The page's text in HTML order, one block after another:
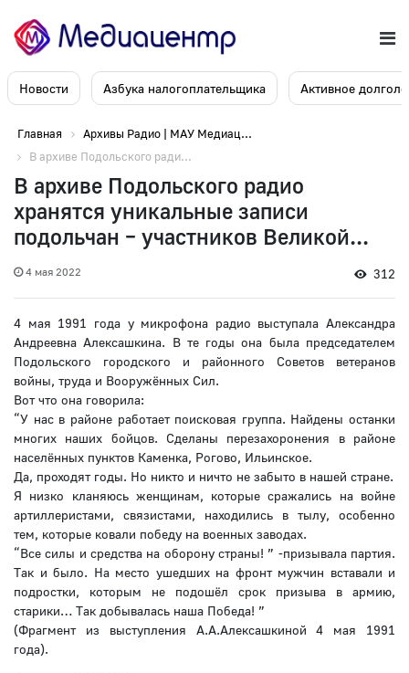
Новости Азбука налогоплательщика Активное
Главная
Архивы Радио | МАУ Медиац...
В архиве Подольского ради...
В архиве Подольского радио
хранятся уникальные записи
подольчан – участников Великой...
4 мая 2022 312
4 мая 1991 года у микрофона радио выступала Александра
Андреевна Алексашкина. В те годы она была председателем
Подольского городского и районного Советов ветеранов
войны, труда и Вооружённых Сил.
Вот что она говорила:
“У нас в районе работает поисковая группа. Найдены останки
многих наших бойцов. Сделаны перезахоронения в районе
населённых пунктов Каменка, Рогово, Ильинское.
Да, проходят годы. Но никто и ничто не забыто в нашей стране.
Я низко кланяюсь женщинам, которые сражались на войне
артиллеристами, связистами, находились в тылу, особенно
тем, которые ковали победу на военных заводах.
“Все силы и средства на оборону страны! ” -призывала партия.
Так и было. На место ушедших на фронт мужчин вставали и
подростки, которым не подошёл срок призыва в армию,
старики… Так добывалась наша Победа! ”
(Фрагмент из выступления А.А.Алексашкиной 4 мая 1991
года).